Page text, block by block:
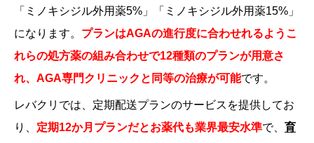
「ミノキシジル外用薬5%」「ミノキシジル外用薬15%」
になります。 プランはAGAの進行度に合わせれるようこ
れらの処方薬の組み合わせで12種類のプランが用意さ
れ、AGA専門クリニックと同等の治療が可能です。
レバクリでは、定期配送プランのサービスを提供してお
り、 定期12か月プランだとお薬代も業界最安水準で、 育